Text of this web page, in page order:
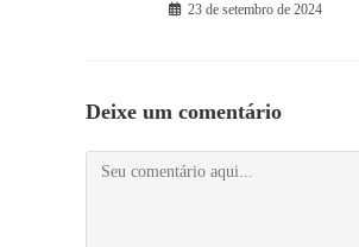
23 de setembro de 2024
Deixe um comentário
Comentário